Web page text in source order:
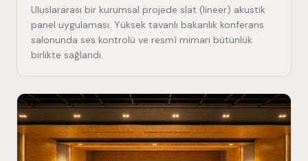
Uluslararası bir kurumsal projede slat (lineer) akustik
panel uygulaması. Yüksek tavanlı bakanlık konferans
salonunda ses kontrolü ve resmî mimari bütünlük
birlikte sağlandı.